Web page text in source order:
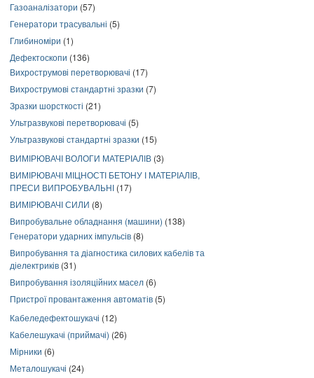
Газоаналізатори (57)
Генератори трасувальні (5)
Глибиноміри (1)
Дефектоскопи (136)
Вихрострумові перетворювачі (17)
Вихрострумові стандартні зразки (7)
Зразки шорсткості (21)
Ультразвукові перетворювачі (5)
Ультразвукові стандартні зразки (15)
ВИМІРЮВАЧІ ВОЛОГИ МАТЕРІАЛІВ (3)
ВИМІРЮВАЧІ МІЦНОСТІ БЕТОНУ І МАТЕРІАЛІВ,
ПРЕСИ ВИПРОБУВАЛЬНІ (17)
ВИМІРЮВАЧІ СИЛИ (8)
Випробувальне обладнання (машини) (138)
Генератори ударних імпульсів (8)
Випробування та діагностика силових кабелів та
діелектриків (31)
Випробування ізоляційних масел (6)
Пристрої провантаження автоматів (5)
Кабеледефектошукачі (12)
Кабелешукачі (приймачі) (26)
Мірники (6)
Металошукачі (24)